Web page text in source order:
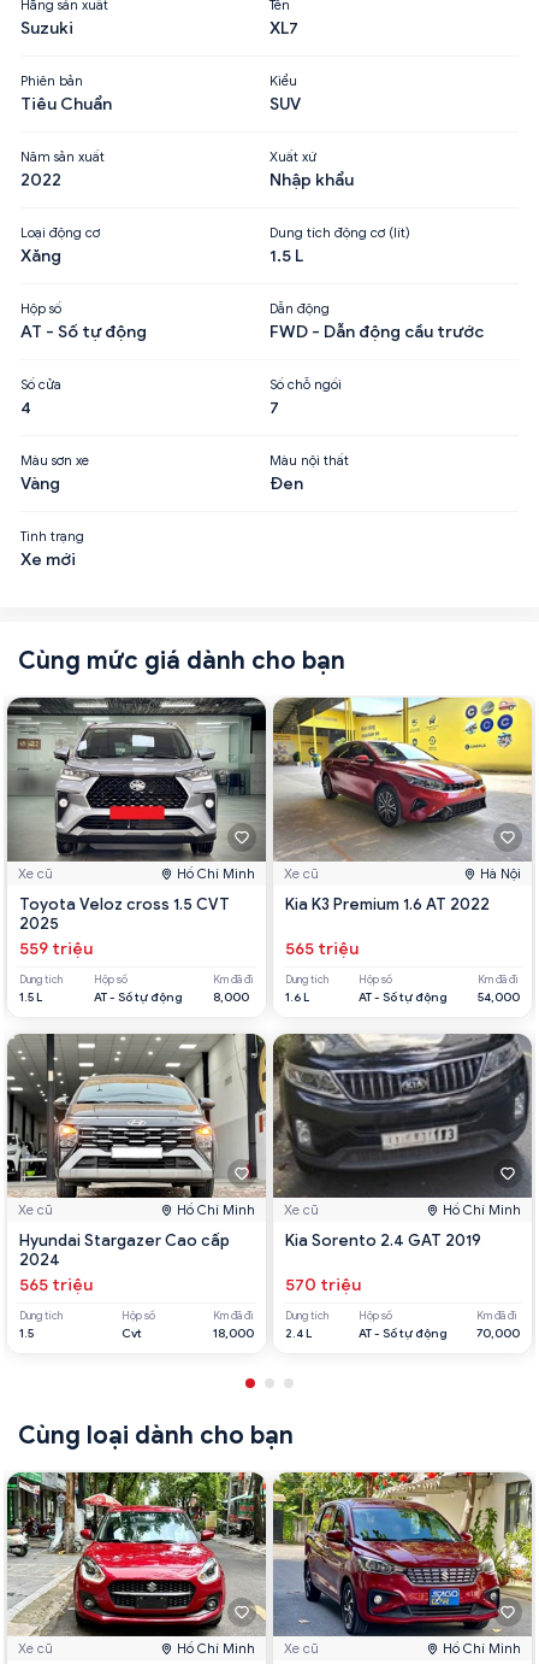
Hãng sản xuất
Suzuki
Tên
XL7
Phiên bản
Tiêu Chuẩn
Kiểu
SUV
Năm sản xuất
2022
Xuất xứ
Nhập khẩu
Loại động cơ
Xăng
Dung tích động cơ (lít)
1.5 L
Hộp số
AT - Số tự động
Dẫn động
FWD - Dẫn động cầu trước
Số cửa
4
Số chỗ ngồi
7
Màu sơn xe
Vàng
Màu nội thất
Đen
Tình trạng
Xe mới
Cùng mức giá dành cho bạn
Xe cũ Hồ Chí Minh
Toyota Veloz cross 1.5 CVT
2025
559 triệu
Dung tích
1.5 L
Hộp số
AT - Số tự động
Km đã đi
8,000
Xe cũ Hồ Chí Minh
Hyundai Stargazer Cao cấp
2024
565 triệu
Dung tích
1.5
Hộp số
Cvt
Km đã đi
18,000
Xe cũ Hà Nội
Kia K3 Premium 1.6 AT 2022
565 triệu
Dung tích
1.6 L
Hộp số
AT - Số tự động
Km đã đi
54,000
Xe cũ Hồ Chí Minh
Kia Sorento 2.4 GAT 2019
570 triệu
Dung tích
2.4 L
Hộp số
AT - Số tự động
Km đã đi
70,000
Cùng loại dành cho bạn
Xe cũ Hồ Chí Minh Xe cũ Hồ Chí Minh